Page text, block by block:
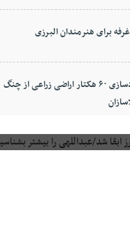
آزادسازی ۶۰ هکتار اراضی زراعی از چنگ